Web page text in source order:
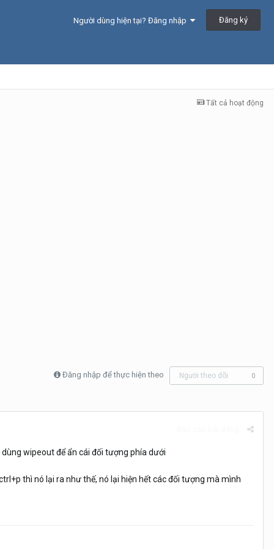
Người dùng hiện tại? Đăng nhập Đăng ký
Tất cả hoạt động
Đăng nhập để thực hiện theo Người theo dõi 0
dùng wipeout để ẩn cái đối tượng phía dưới
thì nó lại ra như thế, nó lại hiện hết các đối tượng mà mình